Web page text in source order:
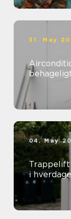
31. May
Aircondition
04. May
i